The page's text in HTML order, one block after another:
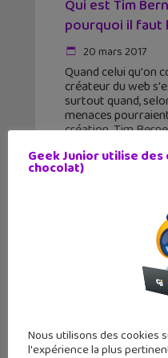
Qui est Tim
pourquoi il faut
20 mars 2017
Quand celui qu'on
créateur du web
surtout quand,
menaces
création. Tim
Geek Junior utilise
chocolat)
Nous utilisons des cookies
l'expérience la plus